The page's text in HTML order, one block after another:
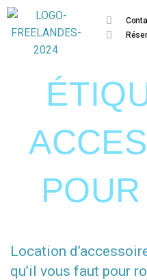
Location
qu’il vous faut pour